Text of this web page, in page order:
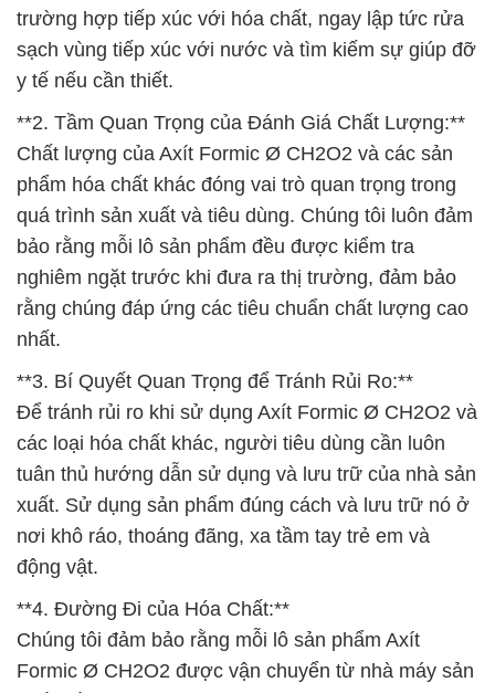
trường hợp tiếp xúc với hóa chất, ngay lập tức rửa
sạch vùng tiếp xúc với nước và tìm kiếm sự giúp đỡ
y tế nếu cần thiết.
**2. Tầm Quan Trọng của Đánh Giá Chất Lượng:**
Chất lượng của Axít Formic Ø CH2O2 và các sản
phẩm hóa chất khác đóng vai trò quan trọng trong
quá trình sản xuất và tiêu dùng. Chúng tôi luôn đảm
bảo rằng mỗi lô sản phẩm đều được kiểm tra
nghiêm ngặt trước khi đưa ra thị trường, đảm bảo
rằng chúng đáp ứng các tiêu chuẩn chất lượng cao
nhất.
**3. Bí Quyết Quan Trọng để Tránh Rủi Ro:**
Để tránh rủi ro khi sử dụng Axít Formic Ø CH2O2 và
các loại hóa chất khác, người tiêu dùng cần luôn
tuân thủ hướng dẫn sử dụng và lưu trữ của nhà sản
xuất. Sử dụng sản phẩm đúng cách và lưu trữ nó ở
nơi khô ráo, thoáng đãng, xa tầm tay trẻ em và
động vật.
**4. Đường Đi của Hóa Chất:**
Chúng tôi đảm bảo rằng mỗi lô sản phẩm Axít
Formic Ø CH2O2 được vận chuyển từ nhà máy sản